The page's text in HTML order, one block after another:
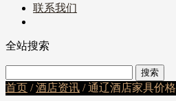
联系我们
全站搜索
首页 /酒店资讯 / 通辽酒店家具价格